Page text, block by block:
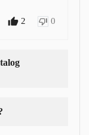
2 0